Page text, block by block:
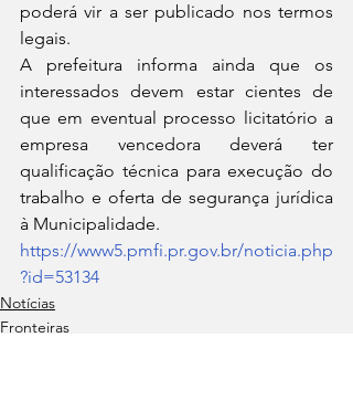
poderá vir a ser publicado nos termos
legais.
A prefeitura informa ainda que os
interessados devem estar cientes de
que em eventual processo licitatório a
empresa vencedora deverá ter
qualificação técnica para execução do
trabalho e oferta de segurança jurídica
à Municipalidade.
https://www5.pmfi.pr.gov.br/noticia.php
?id=53134
Notícias
Fronteiras